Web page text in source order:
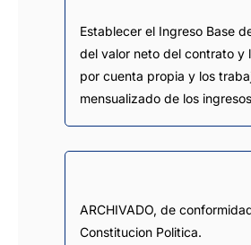
Establecer el Ingreso Base
del valor neto del contrato y
por cuenta propia y los
mensualizado de los
ARCHIVADO, de
Constitucion Politica.